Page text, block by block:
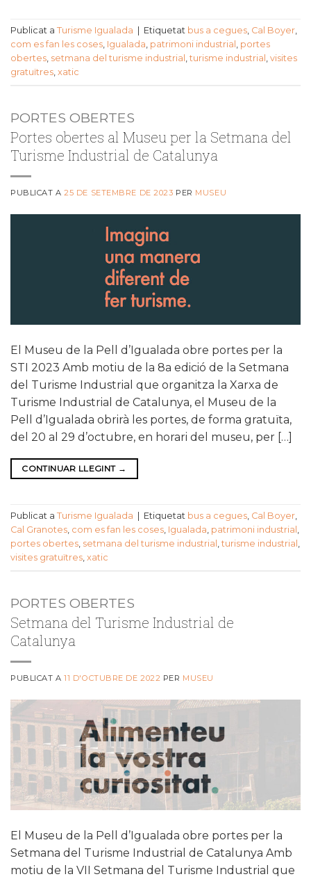
Publicat a Turisme Igualada Etiquetat bus a cegues, Cal Boyer,
com es fan les coses, Igualada, patrimoni industrial , portes
obertes, setmana del turisme industrial , turisme industrial , visites
gratuïtres, xatic
PORTES OBERTES
Portes obertes al Museu per la Setmana del
Turisme Industrial de Catalunya
PUBLICAT A25 DE SETEMBRE DE 2023 PER MUSEU
El Museu de la Pell d’Igualada obre portes per la
STI 2023 Amb motiu de la 8a edició de la Setmana
del Turisme Industrial que organitza la Xarxa de
Turisme Industrial de Catalunya, el Museu de la
Pell d’Igualada obrirà les portes, de forma gratuïta,
del 20 al 29 d’octubre, en horari del museu, per […]
CONTINUAR LLEGINT →
Publicat a Turisme Igualada Etiquetat bus a cegues, Cal Boyer,
Cal Granotes, com es fan les coses, Igualada, patrimoni industrial ,
portes obertes, setmana del turisme industrial , turisme industrial ,
visites gratuïtres, xatic
PORTES OBERTES
Setmana del Turisme Industrial de
Catalunya
PUBLICAT A11 D'OCTUBRE DE 2022 PER MUSEU
El Museu de la Pell d’Igualada obre portes per la
Setmana del Turisme Industrial de Catalunya Amb
motiu de la VII Setmana del Turisme Industrial que